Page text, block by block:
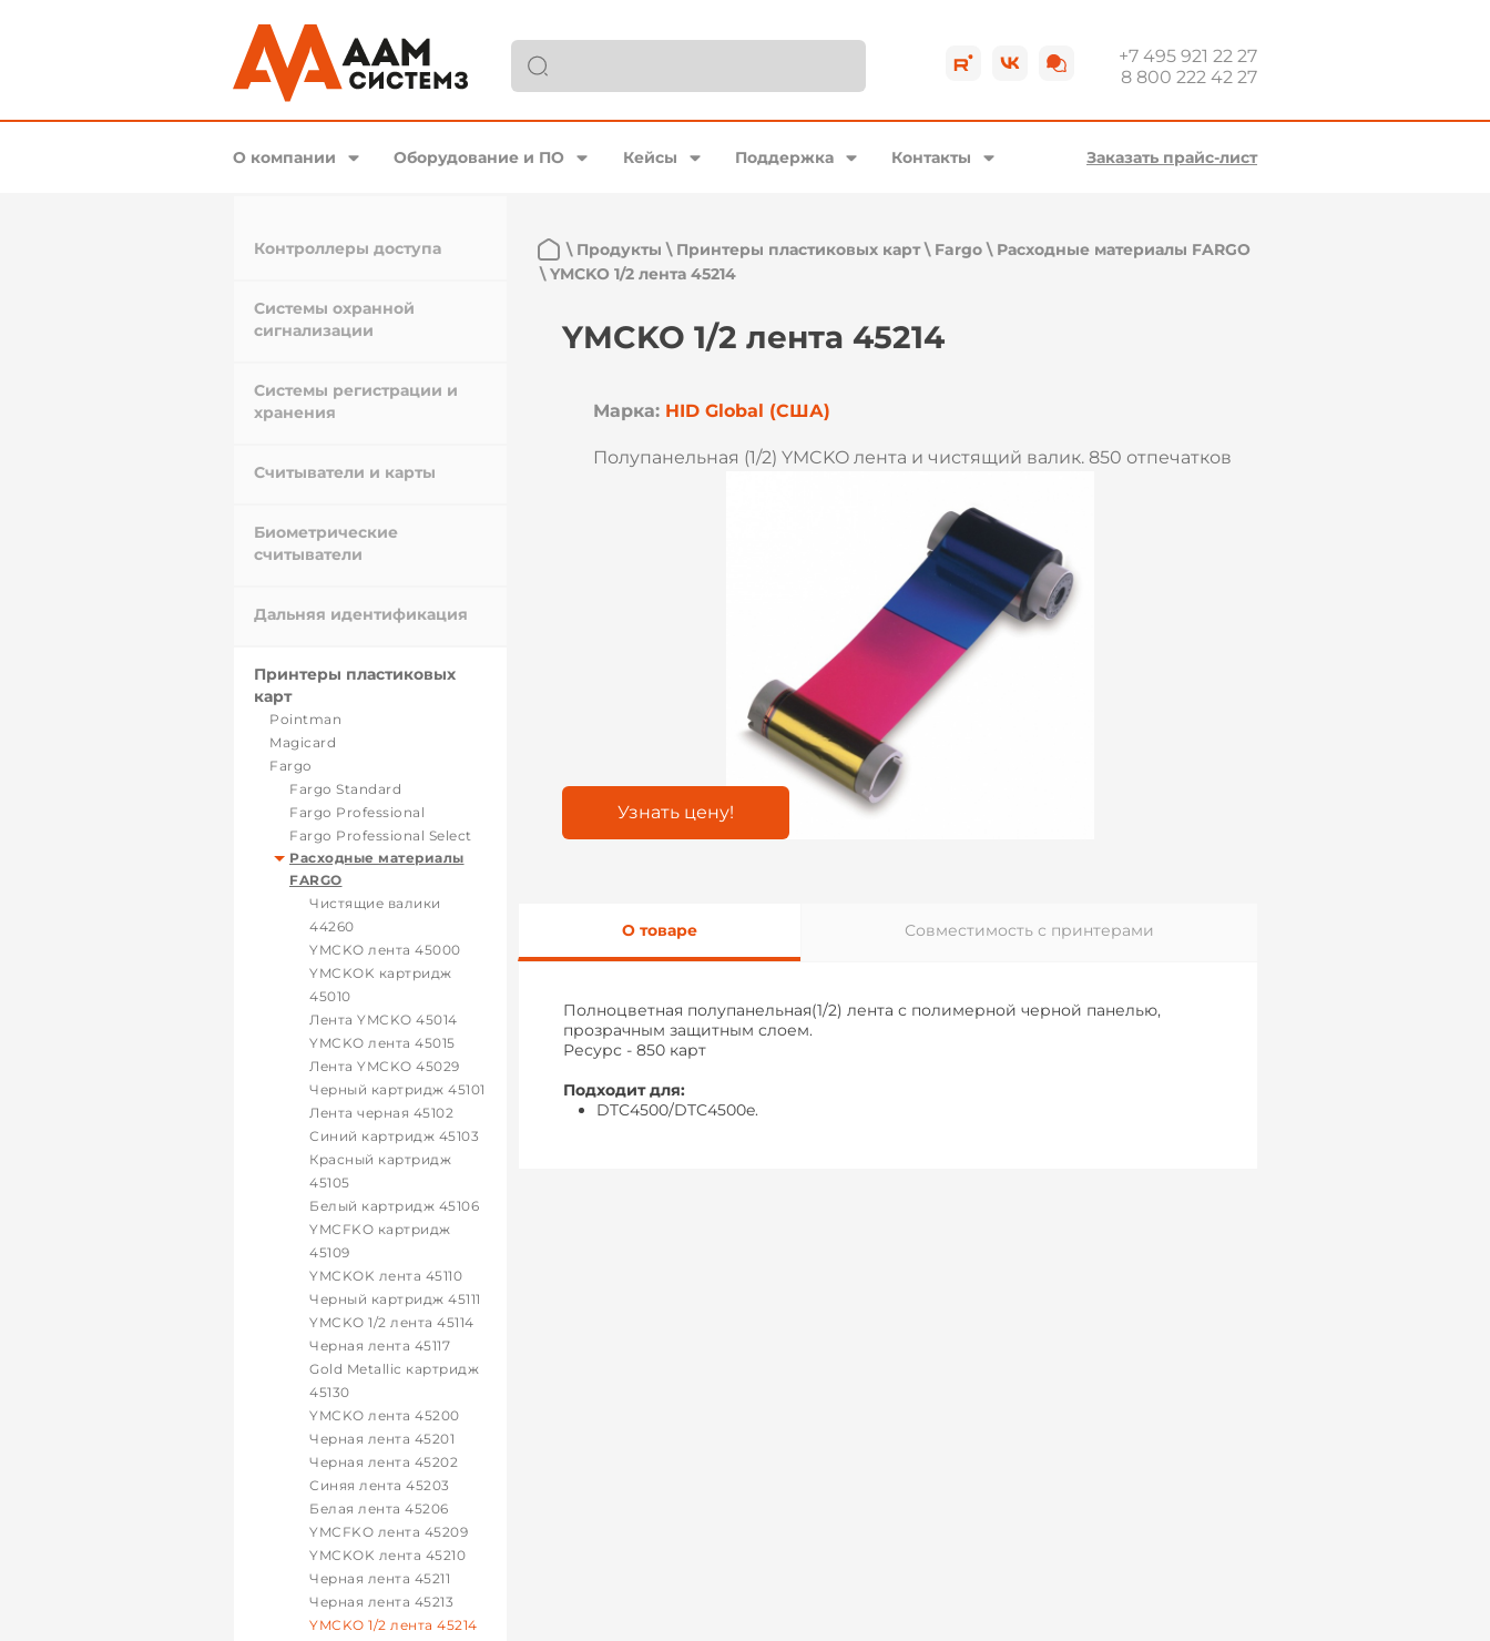
+7 495 921 22 27
8 800 222 42 27
О компании Оборудование и ПО Кейсы Поддержка Контакты Заказать прайс-лист
Контроллеры доступа
Системы охранной
сигнализации
Системы регистрации и
хранения
Считыватели и карты
Биометрические
считыватели
Дальняя идентификация
Принтеры пластиковых
карт
Pointman
Magicard
Fargo
Fargo Standard
Fargo Professional
Fargo Professional Select
Расходные материалы
FARGO
Чистящие валики
44260
YMCKO лента 45000
YMCKOK картридж
45010
Лента YMCKO 45014
YMCKO лента 45015
Лента YMCKO 45029
Черный картридж 45101
Лента черная 45102
Синий картридж 45103
Красный картридж
45105
Белый картридж 45106
YMCFKO картридж
45109
YMCKOK лента 45110
Черный картридж 45111
YMCKO 1/2 лента 45114
Черная лента 45117
Gold Metallic картридж
45130
YMCKO лента 45200
Черная лента 45201
Черная лента 45202
Синяя лента 45203
Белая лента 45206
YMCFKO лента 45209
YMCKOK лента 45210
Черная лента 45211
Черная лента 45213
YMCKO 1/2 лента 45214
\ Продукты \ Принтеры пластиковых карт\ Fargo\ Расходные материалы FARGO
\YMCKO 1/2 лента 45214
YMCKO 1/2 лента 45214
Марка: HID Global (США)
Полупанельная (1/2) YMCKO лента и чистящий валик. 850 отпечатков
Узнать цену!
О товаре Совместимость с принтерами
Полноцветная полупанельная(1/2) лента с полимерной черной панелью,
прозрачным защитным слоем.
Ресурс - 850 карт
Подходит для:
DTC4500/DTC4500e.